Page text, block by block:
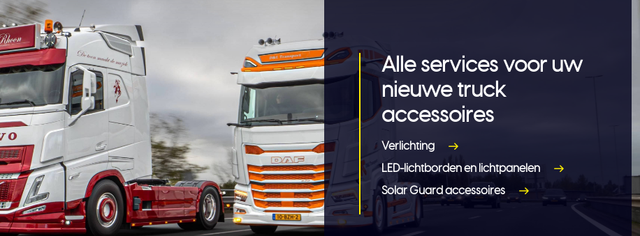
Alle services voor uw
nieuwe truck
accessoires
Verlichting
LED-lichtborden en lichtpanelen
Solar Guard accessoires